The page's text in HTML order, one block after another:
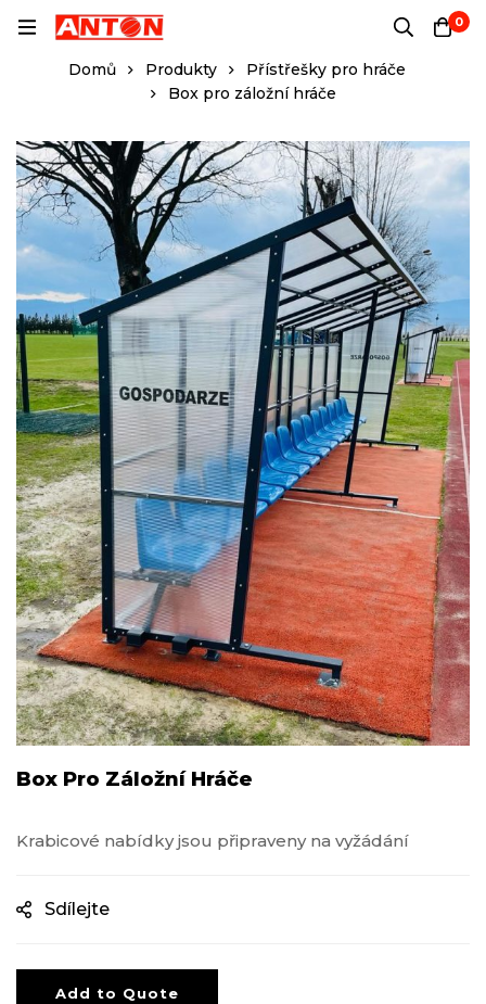
0
Domů Produkty
Přístřešky pro hráče
Box pro záložní hráče
Box Pro Záložní Hráče
Krabicové nabídky jsou připraveny na vyžádání
Sdílejte
Add to Quote